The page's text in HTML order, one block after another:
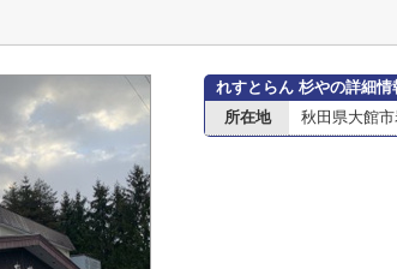
れすとらん 杉やの詳細情
所在地
秋田県大館